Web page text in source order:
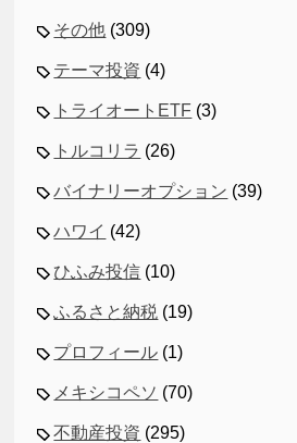
その他 (309)
テーマ投資 (4)
トライオートETF (3)
トルコリラ (26)
バイナリーオプション (39)
ハワイ (42)
ひふみ投信 (10)
ふるさと納税 (19)
プロフィール (1)
メキシコペソ (70)
不動産投資 (295)